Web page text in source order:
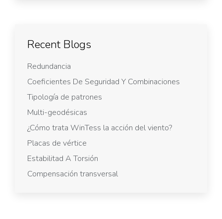
Recent Blogs
Redundancia
Coeficientes De Seguridad Y Combinaciones
Tipología de patrones
Multi-geodésicas
¿Cómo trata WinTess la acción del viento?
Placas de vértice
Estabilitad A Torsión
Compensación transversal